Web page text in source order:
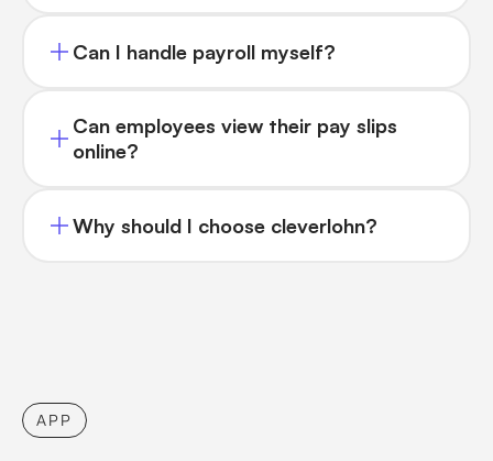
Can I handle payroll myself?
Can employees view their pay slips
online?
Why should I choose cleverlohn?
APP